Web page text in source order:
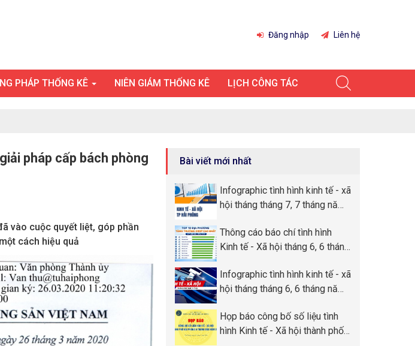
Đăng nhập Liên hệ
PHÁP THỐNG KÊ NIÊN GIÁM THỐNG KÊ LỊCH CÔNG TÁC
pháp cấp bách phòng
vào cuộc quyết liệt, góp phần
cách hiệu quả
Bài viết mới nhất
Infographic tình hình kinh tế - xã
hội tháng tháng 7, 7 tháng năm
Thông cáo báo chí tình hình
Kinh tế - Xã hội tháng 6, 6 tháng
Phòng
Infographic tình hình kinh tế - xã
hội tháng tháng 6, 6 tháng năm
Họp báo công bố số liệu tình
hình Kinh tế - Xã hội thành phố